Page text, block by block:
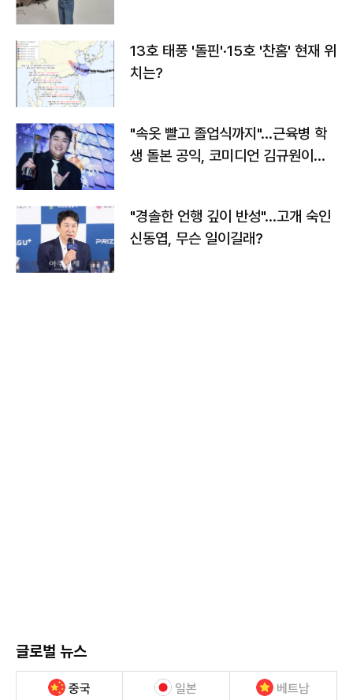
13호 태풍 '돌핀'·15호 '찬홈' 현재 위
치는?
"속옷 빨고 졸업식까지"…근육병 학
생 돌본 공익, 코미디언 김규원이었
"경솔한 언행 깊이 반성"…고개 숙인
신동엽, 무슨 일이길래?
글로벌 뉴스
중국 일본 베트남